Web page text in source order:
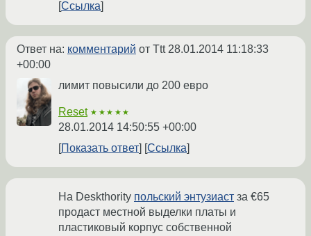
Ссылка
Ответ на: комментарий от Ttt28.01.2014 11:18:33
+00:00
лимит повысили до 200 евро
Reset ★★★★★
28.01.2014 14:50:55 +00:00
Показать ответ
Ссылка
На Deskthority польский энтузиаст за €65
продаст местной выделки платы и
пластиковый корпус собственной